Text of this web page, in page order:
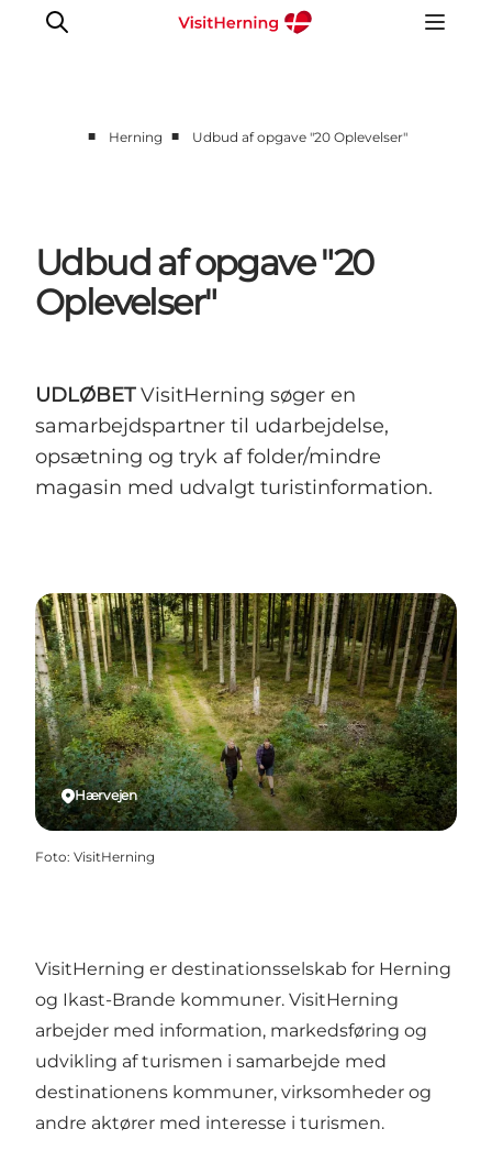
Kunstlandet
Se og oplev
Find vej
■ Herning ■ Udbud af opgave "20 Oplevelser"
Udbud af opgave "20
Oplevelser"
UDLØBETVisitHerning søger en
samarbejdspartner til udarbejdelse,
opsætning og tryk af folder/mindre
magasin med udvalgt turistinformation.
Hærvejen
Foto: VisitHerning
VisitHerning er destinationsselskab for Herning
og Ikast-Brande kommuner. VisitHerning
arbejder med information, markedsføring og
udvikling af turismen i samarbejde med
destinationens kommuner, virksomheder og
andre aktører med interesse i turismen.